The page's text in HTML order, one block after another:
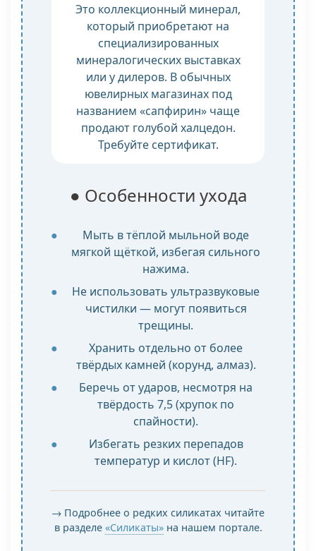
Это коллекционный минерал,
который приобретают на
специализированных
минералогических выставках
или у дилеров. В обычных
ювелирных магазинах под
названием «сапфирин» чаще
продают голубой халцедон.
Требуйте сертификат.
● Особенности ухода
Мыть в тёплой мыльной воде
мягкой щёткой, избегая сильного
нажима.
Не использовать ультразвуковые
чистилки — могут появиться
трещины.
Хранить отдельно от более
твёрдых камней (корунд, алмаз).
Беречь от ударов, несмотря на
твёрдость 7,5 (хрупок по
спайности).
Избегать резких перепадов
температур и кислот (HF).
→ Подробнее о редких силикатах читайте
в разделе «Силикаты»на нашем портале.